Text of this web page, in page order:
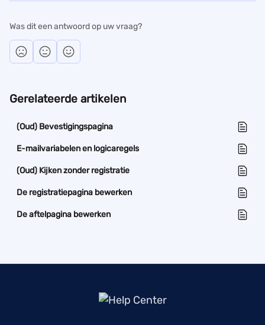
Was dit een antwoord op uw vraag?
Gerelateerde artikelen
(Oud) Bevestigingspagina
E-mailvariabelen en logicaregels
(Oud) Kijken zonder registratie
De registratiepagina bewerken
De aftelpagina bewerken